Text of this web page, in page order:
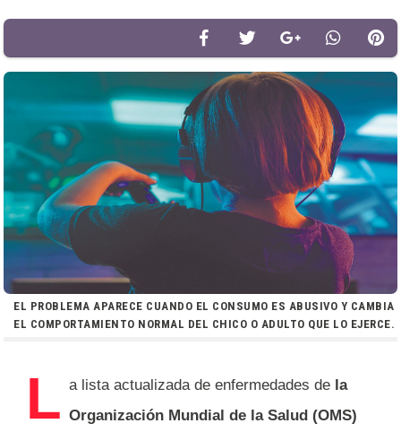
EL PROBLEMA APARECE CUANDO EL CONSUMO ES ABUSIVO Y CAMBIA
EL COMPORTAMIENTO NORMAL DEL CHICO O ADULTO QUE LO EJERCE.
L a lista actualizada de enfermedades de la
Organización Mundial de la Salud (OMS)